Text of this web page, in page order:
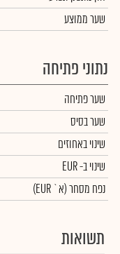
שער ממוצע
נתוני פתיחה
שער פתיחה
שער בסיס
שינוי באחוזים
שינויב- EUR
נפח מסחר(א` EUR)
תשואות